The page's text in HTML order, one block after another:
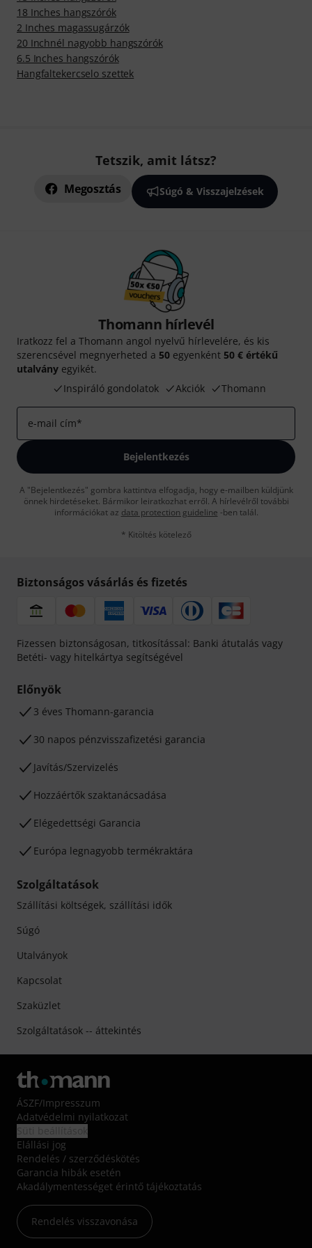
18 Inches hangszórók
2 Inches magassugárzók
20 Inchnél nagyobb hangszórók
6.5 Inches hangszórók
Hangfaltekercselo szettek
Tetszik, amit látsz?
Megosztás Súgó & Visszajelzések
Thomann hírlevél
Iratkozz fel a Thomann angol nyelvű hírlevelére, és kis
szerencsével megnyerheted a 50 egyenként 50 € értékű
utalvány egyikét.
Inspiráló gondolatok
Akciók Thomann
e-mail cím*
Bejelentkezés
A "Bejelentkezés" gombra kattintva elfogadja, hogy e-mailben küldjünk
önnek hirdetéseket. Bármikor leiratkozhat erről. A hírlevélről további
információkat az data protection guideline -ben talál.
* Kitöltés kötelező
Biztonságos vásárlás és fizetés
Fizessen biztonságosan, titkosítással: Banki átutalás vagy
Betéti- vagy hitelkártya segítségével
Előnyök
3 éves Thomann-garancia
30 napos pénzvisszafizetési garancia
Javítás/Szervizelés
Hozzáértők szaktanácsadása
Elégedettségi Garancia
Európa legnagyobb termékraktára
Szolgáltatások
Szállítási költségek, szállítási idők
Súgó
Utalványok
Kapcsolat
Szaküzlet
Szolgáltatások -- áttekintés
ÁSZF/Impresszum
Adatvédelmi nyilatkozat
Elállási jog
Rendelés / szerződéskötés
Garancia hibák esetén
Akadálymentességet érintő tájékoztatás
Rendelés visszavonása